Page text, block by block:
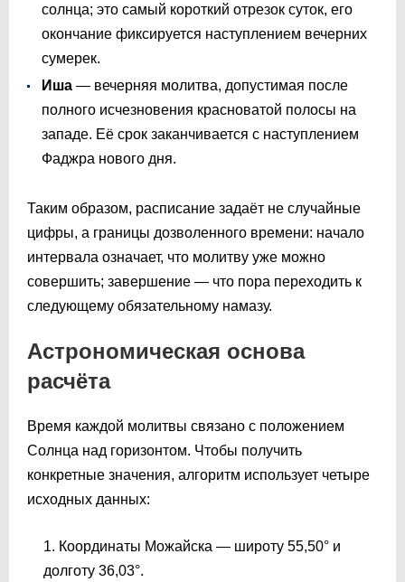
солнца; это самый короткий отрезок суток, его
окончание фиксируется наступлением вечерних
сумерек.
Иша — вечерняя молитва, допустимая после
полного исчезновения красноватой полосы на
западе. Её срок заканчивается с наступлением
Фаджра нового дня.
Таким образом, расписание задаёт не случайные
цифры, а границы дозволенного времени: начало
интервала означает, что молитву уже можно
совершить; завершение — что пора переходить к
следующему обязательному намазу.
Астрономическая основа
расчёта
Время каждой молитвы связано с положением
Солнца над горизонтом. Чтобы получить
конкретные значения, алгоритм использует четыре
исходных данных:
Координаты Можайска — широту 55,50° и
долготу 36,03°.